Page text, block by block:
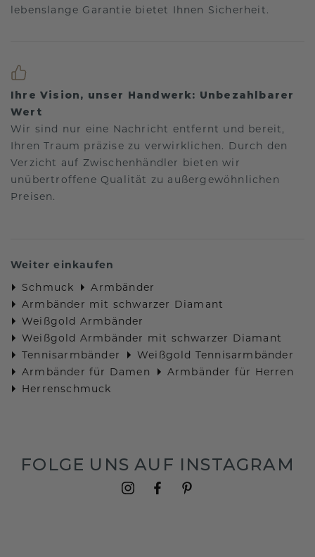
lebenslange Garantie bietet Ihnen Sicherheit.
Ihre Vision, unser Handwerk: Unbezahlbarer
Wert
Wir sind nur eine Nachricht entfernt und bereit,
Ihren Traum präzise zu verwirklichen. Durch den
Verzicht auf Zwischenhändler bieten wir
unübertroffene Qualität zu außergewöhnlichen
Preisen.
Weiter einkaufen
Schmuck
Armbänder
Armbänder mit schwarzer Diamant
Weißgold Armbänder
Weißgold Armbänder mit schwarzer Diamant
Tennisarmbänder
Weißgold Tennisarmbänder
Armbänder für Damen
Armbänder für Herren
Herrenschmuck
FOLGE UNS AUF INSTAGRAM